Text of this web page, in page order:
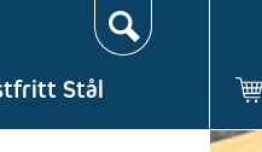
Søk…
Stål